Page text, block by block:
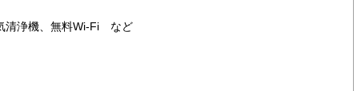
清浄機、無料Wi-Fi など